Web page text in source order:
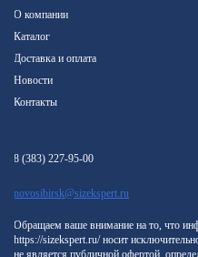
О компании
Каталог
Доставка и оплата
Новости
Контакты
8 (383) 227-95-00
novosibirsk@sizekspert.ru
Обращаем ваше внимание на то, что
https://sizekspert.ru/ носит
не является публичной офертой,